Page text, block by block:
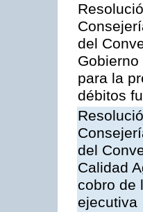
del
para la
débitos
del
Calidad
cobro de
ejecutiva